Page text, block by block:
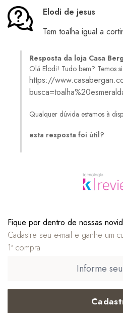
Elodi de jesus
Tem toalha igual a
Resposta da loja Casa
Olá Elodi! Tudo bem? Temos
https://
Qualquer dúvida estamos à
esta resposta foi útil?
Fique por dentro de nossas
Cadastre seu e-mail e ganhe um
1ª compra